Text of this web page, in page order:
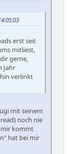
erst seit
mitliest,
gerne,
Jahr
verlinkt
mit seinem
noch nie
mir kommt
hat bei mir